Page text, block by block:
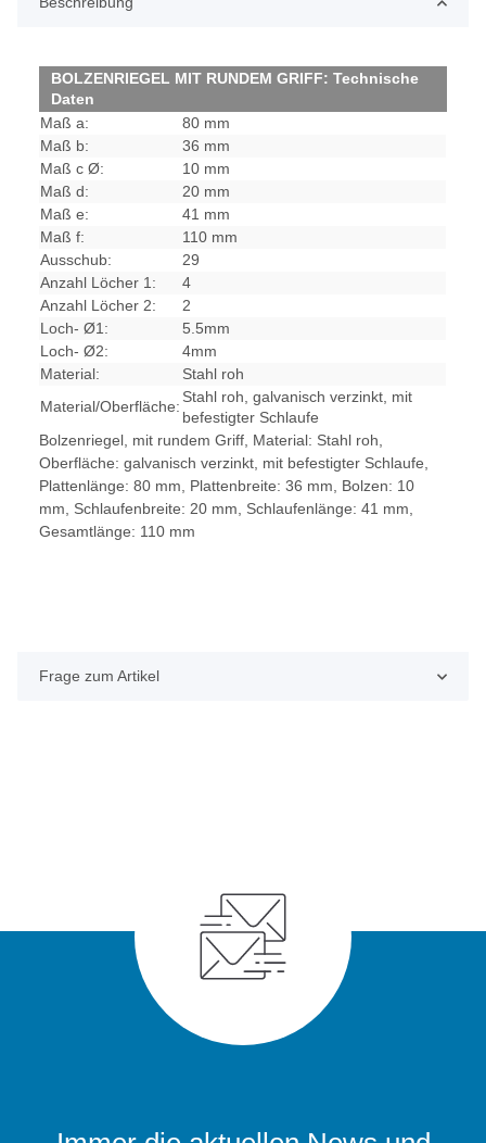
BOLZENRIEGEL MIT RUNDEM GRIFF: Technische
Daten
Maß a:
80 mm
Maß b:
36 mm
Maß c Ø:
10 mm
Maß d:
20 mm
Maß e:
41 mm
Maß f:
110 mm
Ausschub:
29
Anzahl Löcher 1:
4
Anzahl Löcher 2:
2
Loch- Ø1:
5.5mm
Loch- Ø2:
4mm
Material:
Stahl roh
Material/Oberfläche:
Stahl roh, galvanisch verzinkt, mit
befestigter Schlaufe
Bolzenriegel, mit rundem Griff, Material: Stahl roh,
Oberfläche: galvanisch verzinkt, mit befestigter Schlaufe,
Plattenlänge: 80 mm, Plattenbreite: 36 mm, Bolzen: 10
mm, Schlaufenbreite: 20 mm, Schlaufenlänge: 41 mm,
Gesamtlänge: 110 mm
Frage zum Artikel